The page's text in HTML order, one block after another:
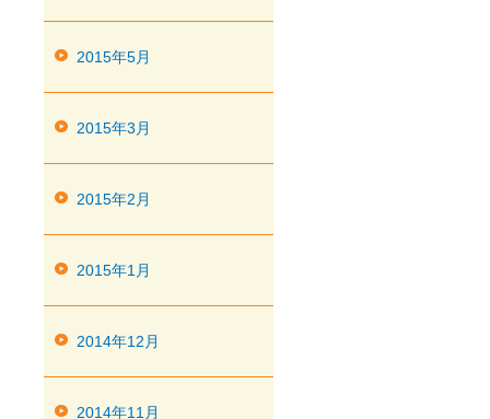
2015年5月
2015年3月
2015年2月
2015年1月
2014年12月
2014年11月